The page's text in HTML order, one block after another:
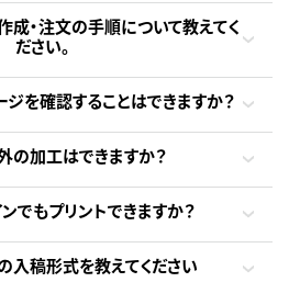
成・注文の手順について教えてく
ださい。
を確認することはできますか？
の加工はできますか？
でもプリントできますか？
入稿形式を教えてください